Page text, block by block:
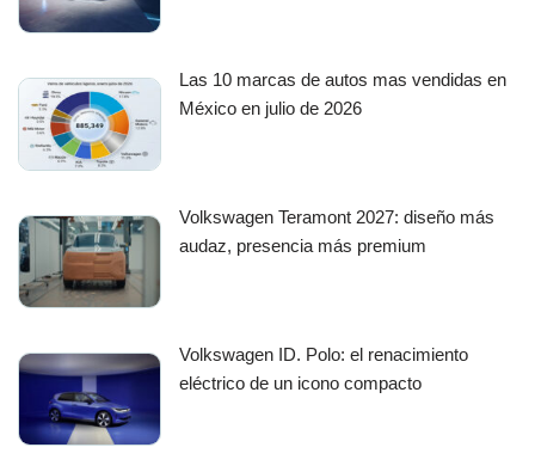
Las 10 marcas de autos mas vendidas en
México en julio de 2026
Volkswagen Teramont 2027: diseño más
audaz, presencia más premium
Volkswagen ID. Polo: el renacimiento
eléctrico de un icono compacto